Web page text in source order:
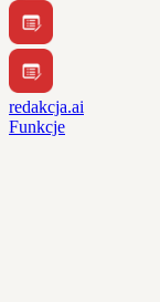
redakcja.ai
Funkcje